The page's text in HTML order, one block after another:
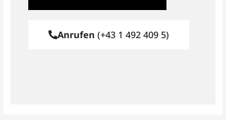
Anrufen (+43 1 492 409 5)